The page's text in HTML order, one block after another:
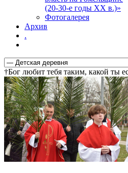
(20-30-е годы ХХ в.)»
Фотогалерея
Архив
.
†Бог любит тебя таким, какой ты
пошел на крест за твои грехи
прямой путь к спасению - не
тебя! †Христос воскрес! †Дьявол
привлекательным, поэтому он
туда